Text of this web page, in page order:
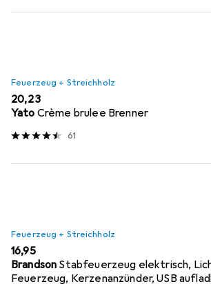
Feuerzeug + Streichholz
EUR
20,23
Yato Crème brulee Brenner
61
Feuerzeug + Streichholz
EUR
16,95
Brandson Stabfeuerzeug elektrisch,
Feuerzeug, Kerzenanzünder, USB